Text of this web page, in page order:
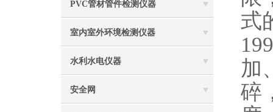
PVC管材管件检测仪器
室内室外环境检测仪器
水利水电仪器
安全网
式
加
碎